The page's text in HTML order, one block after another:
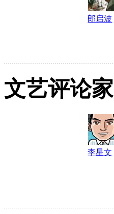
郎启波
文艺评论家
李星文